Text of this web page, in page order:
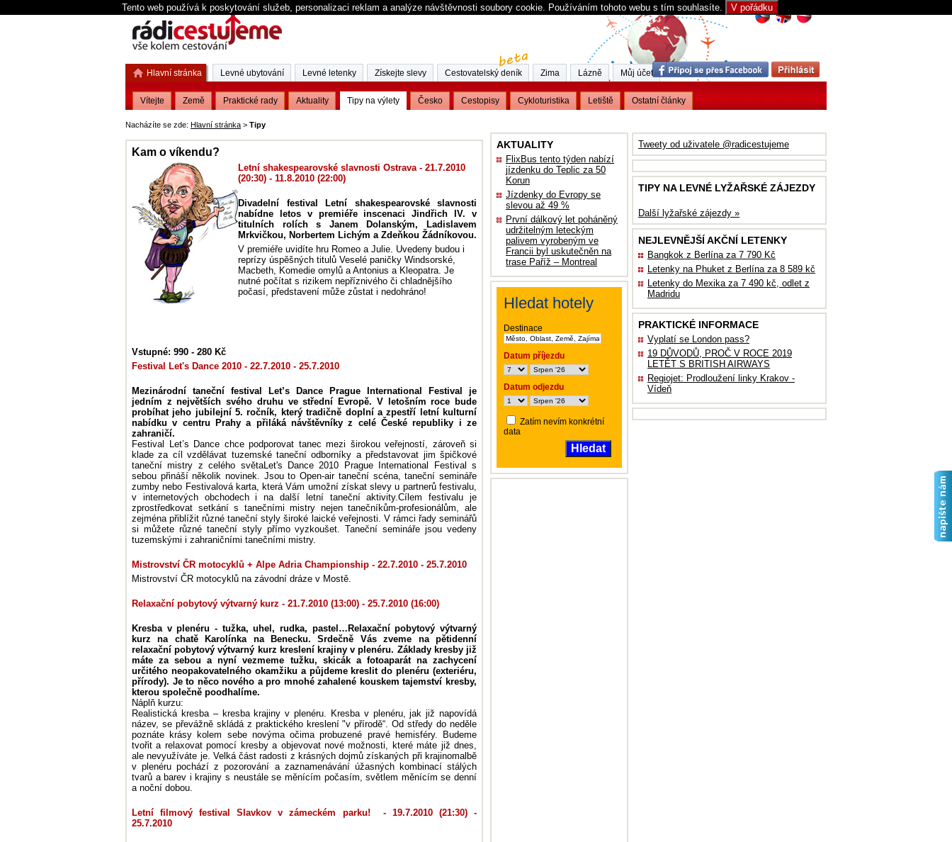
Tento web používá k poskytování služeb, personalizaci reklam a analýze návštěvnosti soubory cookie. Používáním tohoto webu s tím souhlasíte. V pořádku
Nacházíte se zde: Hlavní stránka > Tipy
Kam o víkendu?
Letní shakespearovské slavnosti Ostrava - 21.7.2010
(20:30) - 11.8.2010 (22:00)
Divadelní festival Letní shakespearovské slavnosti
nabídne letos v premiéře inscenaci Jindřich IV. v
titulních rolích s Janem Dolanským, Ladislavem
Mrkvičkou, Norbertem Lichým a Zdeňkou Žádníkovou.
V premiéře uvidíte hru Romeo a Julie. Uvedeny budou i
reprízy úspěšných titulů Veselé paničky Windsorské,
Macbeth, Komedie omylů a Antonius a Kleopatra. Je
nutné počítat s rizikem nepříznivého či chladnějšího
počasí, představení může zůstat i nedohráno!
Vstupné: 990 - 280 Kč
Festival Let's Dance 2010 - 22.7.2010 - 25.7.2010
Mezinárodní taneční festival Let’s Dance Prague International Festival je
jedním z největších svého druhu ve střední Evropě. V letošním roce bude
probíhat jeho jubilejní 5. ročník, který tradičně doplní a zpestří letní kulturní
nabídku v centru Prahy a přiláká návštěvníky z celé České republiky i ze
zahraničí.
Festival Let’s Dance chce podporovat tanec mezi širokou veřejností, zároveň si
klade za cíl vzdělávat tuzemské taneční odborníky a představovat jim špičkové
taneční mistry z celého světaLet's Dance 2010 Prague International Festival s
sebou přináší několik novinek. Jsou to Open-air taneční scéna, taneční semináře
zumby nebo Festivalová karta, která Vám umožní získat slevy u partnerů festivalu,
v internetových obchodech i na další letní taneční aktivity.Cílem festivalu je
zprostředkovat setkání s tanečními mistry nejen tanečníkům-profesionálům, ale
zejména přiblížit různé taneční styly široké laické veřejnosti. V rámci řady seminářů
si můžete různé taneční styly přímo vyzkoušet. Taneční semináře jsou vedeny
tuzemskými i zahraničními tanečními mistry.
Mistrovství ČR motocyklů + Alpe Adria Championship - 22.7.2010 - 25.7.2010
Mistrovství ČR motocyklů na závodní dráze v Mostě.
Relaxační pobytový výtvarný kurz - 21.7.2010 (13:00) - 25.7.2010 (16:00)
Kresba v plenéru - tužka, uhel, rudka, pastel…Relaxační pobytový výtvarný
kurz na chatě Karolínka na Benecku. Srdečně Vás zveme na pětidenní
relaxační pobytový výtvarný kurz kreslení krajiny v plenéru. Základy kresby již
máte za sebou a nyní vezmeme tužku, skicák a fotoaparát na zachycení
určitého neopakovatelného okamžiku a půjdeme kreslit do plenéru (exteriéru,
přírody). Je to něco nového a pro mnohé zahalené kouskem tajemství kresby,
kterou společně poodhalíme.
Náplň kurzu:
Realistická kresba – kresba krajiny v plenéru. Kresba v plenéru, jak již napovídá
název, se převážně skládá z praktického kreslení "v přírodě“. Od středy do neděle
poznáte krásy kolem sebe novýma očima probuzené pravé hemisféry. Budeme
tvořit a relaxovat pomocí kresby a objevovat nové možnosti, které máte již dnes,
ale nevyužíváte je. Velká část radosti z krásných dojmů získaných při krajinomalbě
v plenéru pochází z pozorování a zaznamenávání úžasných kombinací stálých
tvarů a barev i krajiny s neustále se měnícím počasím, světlem měnícím se denní
a noční dobou.
Letní filmový festival Slavkov v zámeckém parku! - 19.7.2010 (21:30) -
25.7.2010
Tweety od uživatele @radicestujeme
TIPY NA LEVNÉ LYŽAŘSKÉ ZÁJEZDY
Další lyžařské zájezdy »
NEJLEVNĚJŠÍ AKČNÍ LETENKY
Bangkok z Berlína za 7 790 Kč
Letenky na Phuket z Berlína za 8 589 kč
Letenky do Mexika za 7 490 kč, odlet z
Madridu
PRAKTICKÉ INFORMACE
Vyplatí se London pass?
19 DŮVODŮ, PROČ V ROCE 2019
LETĚT S BRITISH AIRWAYS
Regiojet: Prodloužení linky Krakov -
Vídeň
AKTUALITY
FlixBus tento týden nabízí
jízdenku do Teplic za 50
Korun
Jízdenky do Evropy se
slevou až 49 %
První dálkový let poháněný
udržitelným leteckým
palivem vyrobeným ve
Francii byl uskutečněn na
trase Paříž – Montreal
Hledat hotely
Destinace
Datum příjezdu
Datum odjezdu
Zatím nevím konkrétní
data
Hledat
Hlavní stránka
Vítejte Země Praktické rady Aktuality Tipy na výlety Česko Cestopisy Cykloturistika Letiště Ostatní články
Levné ubytování Levné letenky Získejte slevy Cestovatelský deník Zima Lázně Můj účet